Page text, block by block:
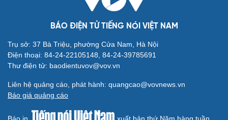
BÁO ĐIỆN TỬ TIẾNG NÓI VIỆT NAM
Trụ sở: 37 Bà Triệu, phường Cửa Nam, Hà Nội
Điện thoại: 84-24-22105148, 84-24-39785691
Thư điện tử: baodientuvov@vov.vn
Liên hệ quảng cáo, phát hành: quangcao@vovnews.vn
Báo giá quảng cáo
Báo in xuất bản thứ Năm hàng tuần